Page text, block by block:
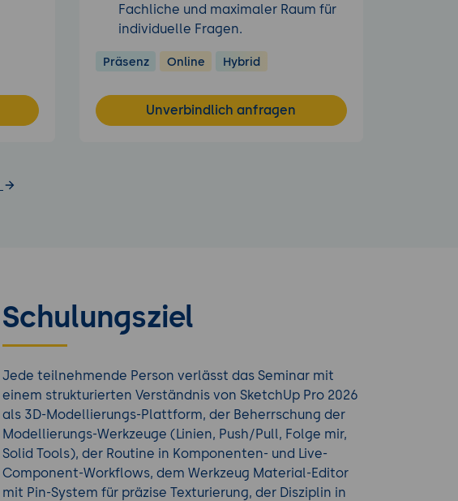
Fachliche und maximaler Raum für
individuelle Fragen.
Präsenz Online Hybrid
Unverbindlich anfragen
Schulungsziel
Jede teilnehmende Person verlässt das Seminar mit
einem strukturierten Verständnis von SketchUp Pro 2026
als 3D-Modellierungs-Plattform, der Beherrschung der
Modellierungs-Werkzeuge (Linien, Push/Pull, Folge mir,
Solid Tools), der Routine in Komponenten- und Live-
Component-Workflows, dem Werkzeug Material-Editor
mit Pin-System für präzise Texturierung, der Disziplin in